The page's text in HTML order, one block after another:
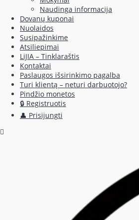
Naudinga informacija
Dovanų kuponai
Nuolaidos
Susipažinkime
Atsiliepimai
LiJIA – Tinklaraštis
Kontaktai
Paslaugos išsirinkimo pagalba
Turi klientą – neturi darbuotojo?
Pindžio monetos
🔒 Registruotis
👤 Prisijungti